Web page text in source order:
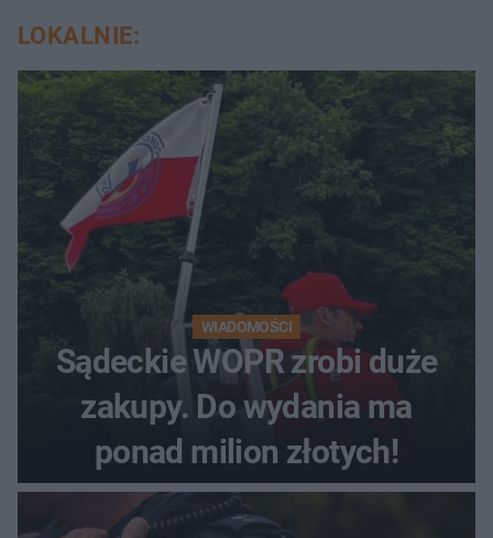
LOKALNIE:
WIADOMOŚCI
Sądeckie WOPR zrobi duże
zakupy. Do wydania ma
ponad milion złotych!